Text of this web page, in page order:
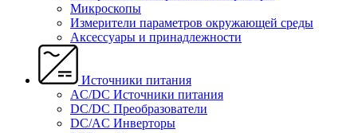
Микроскопы
Измерители параметров окружающей среды
Аксессуары и принадлежности
Источники питания
AC/DC Источники питания
DC/DC Преобразователи
DC/AC Инверторы